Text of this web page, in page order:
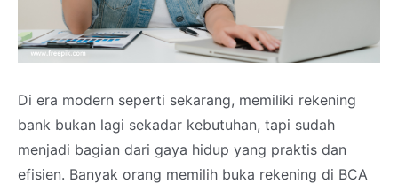
Di era modern seperti sekarang, memiliki rekening
bank bukan lagi sekadar kebutuhan, tapi sudah
menjadi bagian dari gaya hidup yang praktis dan
efisien. Banyak orang memilih buka rekening di BCA